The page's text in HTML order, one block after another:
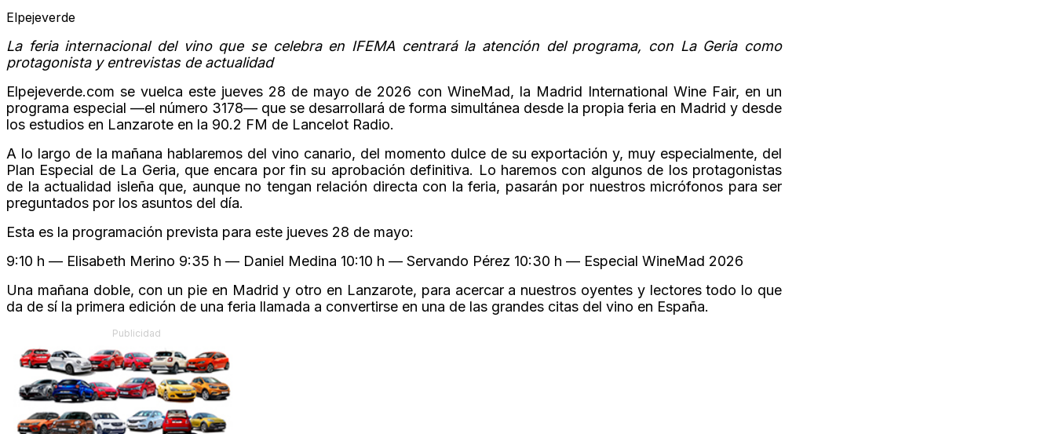
Elpejeverde
La feria internacional del vino que se celebra en IFEMA centrará la atención del programa, con La Geria como
protagonista y entrevistas de actualidad
Elpejeverde.com se vuelca este jueves 28 de mayo de 2026 con WineMad, la Madrid International Wine Fair, en un
programa especial —el número 3178— que se desarrollará de forma simultánea desde la propia feria en Madrid y desde
los estudios en Lanzarote en la 90.2 FM de Lancelot Radio.
A lo largo de la mañana hablaremos del vino canario, del momento dulce de su exportación y, muy especialmente, del
Plan Especial de La Geria, que encara por fin su aprobación definitiva. Lo haremos con algunos de los protagonistas
de la actualidad isleña que, aunque no tengan relación directa con la feria, pasarán por nuestros micrófonos para ser
preguntados por los asuntos del día.
Esta es la programación prevista para este jueves 28 de mayo:
9:10 h — Elisabeth Merino 9:35 h — Daniel Medina 10:10 h — Servando Pérez 10:30 h — Especial WineMad 2026
Una mañana doble, con un pie en Madrid y otro en Lanzarote, para acercar a nuestros oyentes y lectores todo lo que
da de sí la primera edición de una feria llamada a convertirse en una de las grandes citas del vino en España.
Publicidad